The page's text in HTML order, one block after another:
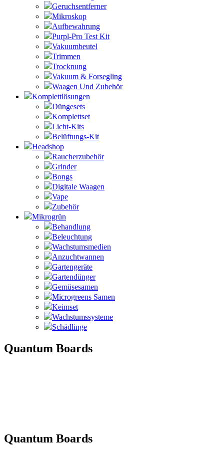
Geruchsentferner
Mikroskop
Aufbewahrung
Purpl-Pro Test Kit
Vakuumbeutel
Trimmen
Trocknung
Vakuum & Forsegling
Waagen Und Zubehör
Komplettlösungen
Düngesets
Komplettset
Licht-Kits
Belüftungs-Kit
Headshop
Raucherzubehör
Grinder
Bongs
Digitale Waagen
Vape
Zubehör
Mikrogrün
Behandlung
Beleuchtung
Wachstumsmedien
Anzuchtwannen
Gartengeräte
Gartendünger
Gemüsesamen
Microgreens Samen
Keimset
Wachstumssysteme
Schädlinge
Quantum Boards
Quantum Boards